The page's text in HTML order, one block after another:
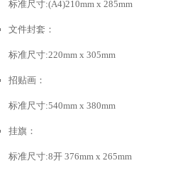
标准尺寸:(A4)210mm x 285mm
文件封套：
标准尺寸:220mm x 305mm
招贴画：
标准尺寸:540mm x 380mm
挂旗：
标准尺寸:8开 376mm x 265mm